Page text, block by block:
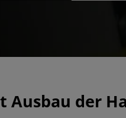
Ausbau der